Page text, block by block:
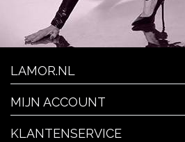
LAMOR.NL
MIJN ACCOUNT
KLANTENSERVICE